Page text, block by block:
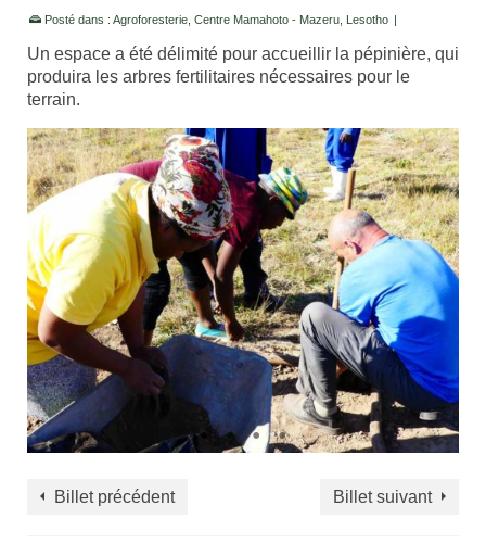
Posté dans : Agroforesterie Centre Mamahoto - Mazeru Lesotho |
Un espace a été délimité pour accueillir la pépinière, qui
produira les arbres fertilitaires nécessaires pour le
terrain.
Billet précédent Billet suivant